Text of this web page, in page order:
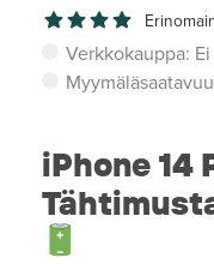
Verkkokauppa:
iPhone 14